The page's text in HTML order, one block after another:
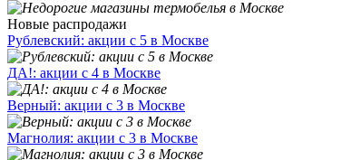
Новые распродажи
Рублевский: акции с 5 в Москве
ДА!: акции с 4 в Москве
Верный: акции с 3 в Москве
Магнолия: акции с 3 в Москве